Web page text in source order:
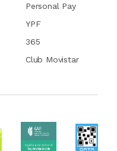
Personal Pay
YPF
365
Club Movistar